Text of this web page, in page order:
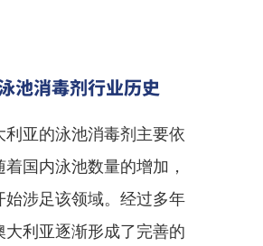
池消毒剂行业历史
利亚的泳池消毒剂主要依
国内泳池数量的增加，
始涉足该领域。经过多年
大利亚逐渐形成了完善的